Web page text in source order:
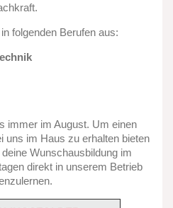
folgenden Berufen aus:
immer im August. Um einen
uns im Haus zu erhalten bieten
Wunschausbildung im
direkt in unserem Betrieb